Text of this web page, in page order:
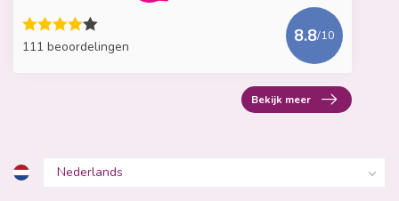
111 beoordelingen
8.8/10
Bekijk meer